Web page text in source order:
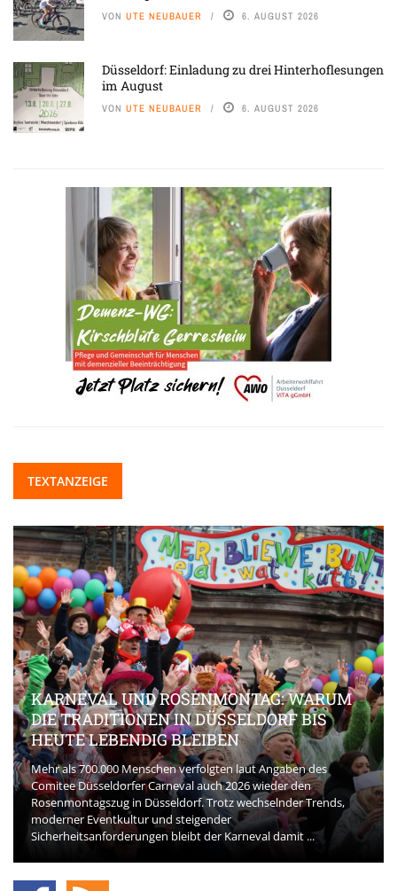
VON UTE NEUBAUER 6. AUGUST 2026
Düsseldorf: Einladung zu drei Hinterhoflesungen
im August
VON UTE NEUBAUER 6. AUGUST 2026
TEXTANZEIGE
KARNEVAL UND ROSENMONTAG: WARUM
DIE TRADITIONEN IN DÜSSELDORF BIS
HEUTE LEBENDIG BLEIBEN
Mehr als 700.000 Menschen verfolgten laut Angaben des
Comitee Düsseldorfer Carneval auch 2026 wieder den
Rosenmontagszug in Düsseldorf. Trotz wechselnder Trends,
moderner Eventkultur und steigender
Sicherheitsanforderungen bleibt der Karneval damit ...